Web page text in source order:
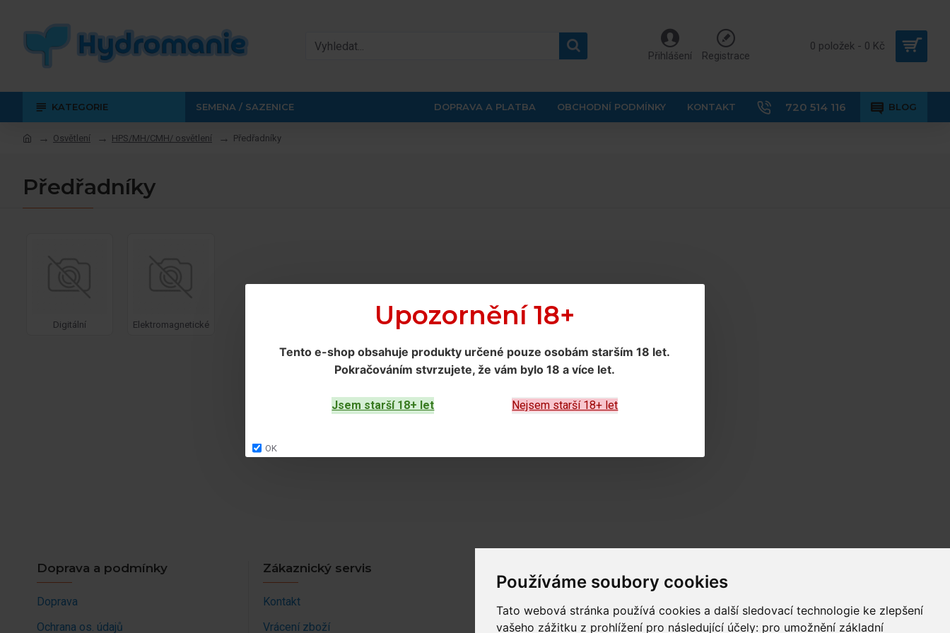
Používáme soubory cookies
Tato webová stránka používá cookies a další sledovací technologie ke zlepšení
vašeho zážitku z prohlížení pro následující účely: pro umožnění základní
Upozornění 18+
Tento e-shop obsahuje produkty určené pouze osobám starším 18 let.
Pokračovánímstvrzujete, že vám bylo 18 a více let.
Jsem starší 18+ let Nejsem starší 18+ let
OK
Přihlášení Registrace
0 položek - 0 Kč
KATEGORIE SEMENA / SAZENICE DOPRAVA A PLATBA OBCHODNÍ PODMÍNKY KONTAKT 720 514 116 BLOG
Osvětlení HPS/MH/CMH/ osvětlení Předřadníky
Předřadníky
Digitální Elektromagnetické
Doprava a podmínky
Doprava
Ochrana os. údajů
Zákaznický servis
Kontakt
Vrácení zboží
Objednávky